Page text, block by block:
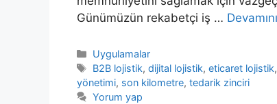
Günümüzün rekabetçi iş …
Kategoriler
Uygulamalar
Etiketler
B2B lojistik,dijital lojistik,eticaret lojistik,
yönetimi, son kilometre, tedarik zinciri
Yorum yap